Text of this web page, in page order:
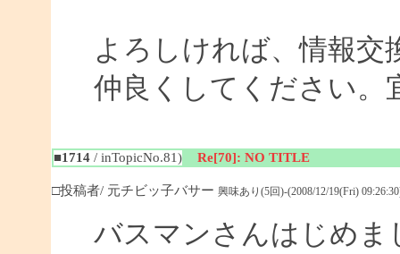
よろしければ、情報交
仲良くしてください。
■1714/ inTopicNo.81) Re[70]: NO TITLE
□投稿者/ 元チビッ子バサー 興味あり(5回)-(2008/12/19(Fri)
バスマンさんはじめま